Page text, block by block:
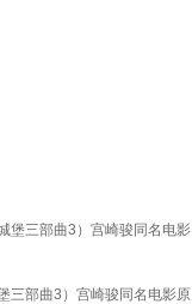
堡三部曲3）宫崎骏同名电影
三部曲3）宫崎骏同名电影原